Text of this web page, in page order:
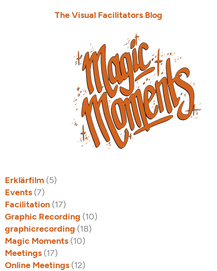
The Visual Facilitators Blog
Erklärfilm (5)
Events (7)
Facilitation (17)
Graphic Recording (10)
graphicrecording (18)
Magic Moments (10)
Meetings (17)
Online Meetings (12)